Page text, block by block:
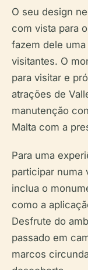
O seu design
com vista para
fazem dele
visitantes. O
para visitar e
atrações de
manutenção
Malta com a
Para uma
participar numa
inclua o
como a
Desfrute do
passado em
marcos